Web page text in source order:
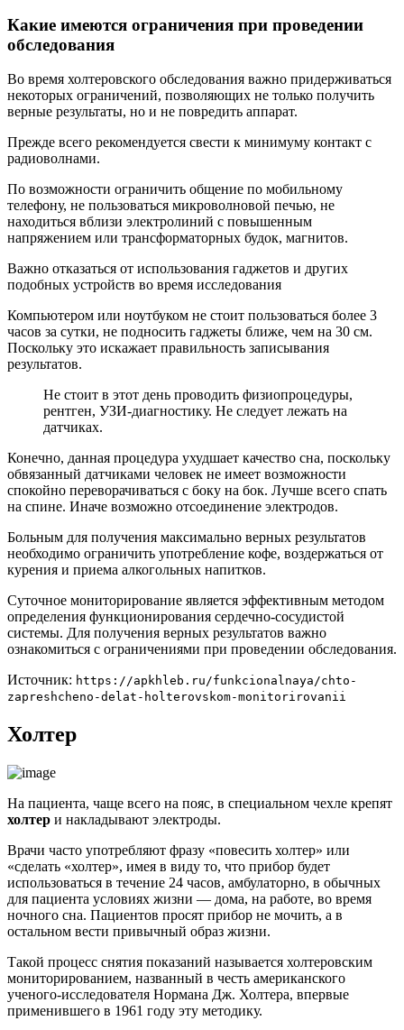
Какие имеются ограничения при проведении
обследования
Во время холтеровского обследования важно придерживаться
некоторых ограничений, позволяющих не только получить
верные результаты, но и не повредить аппарат.
Прежде всего рекомендуется свести к минимуму контакт с
радиоволнами.
По возможности ограничить общение по мобильному
телефону, не пользоваться микроволновой печью, не
находиться вблизи электролиний с повышенным
напряжением или трансформаторных будок, магнитов.
Важно отказаться от использования гаджетов и других
подобных устройств во время исследования
Компьютером или ноутбуком не стоит пользоваться более 3
часов за сутки, не подносить гаджеты ближе, чем на 30 см.
Поскольку это искажает правильность записывания
результатов.
Не стоит в этот день проводить физиопроцедуры,
рентген, УЗИ-диагностику. Не следует лежать на
датчиках.
Конечно, данная процедура ухудшает качество сна, поскольку
обвязанный датчиками человек не имеет возможности
спокойно переворачиваться с боку на бок. Лучше всего спать
на спине. Иначе возможно отсоединение электродов.
Больным для получения максимально верных результатов
необходимо ограничить употребление кофе, воздержаться от
курения и приема алкогольных напитков.
Суточное мониторирование является эффективным методом
определения функционирования сердечно-сосудистой
системы. Для получения верных результатов важно
ознакомиться с ограничениями при проведении обследования.
Источник: https://apkhleb.ru/funkcionalnaya/chto-
zapreshcheno-delat-holterovskom-monitorirovanii
Холтер
На пациента, чаще всего на пояс, в специальном чехле крепят
холтер и накладывают электроды.
Врачи часто употребляют фразу «повесить холтер» или
«сделать «холтер», имея в виду то, что прибор будет
использоваться в течение 24 часов, амбулаторно, в обычных
для пациента условиях жизни — дома, на работе, во время
ночного сна. Пациентов просят прибор не мочить, а в
остальном вести привычный образ жизни.
Такой процесс снятия показаний называется холтеровским
мониторированием, названный в честь американского
ученого-исследователя Нормана Дж. Холтера, впервые
применившего в 1961 году эту методику.